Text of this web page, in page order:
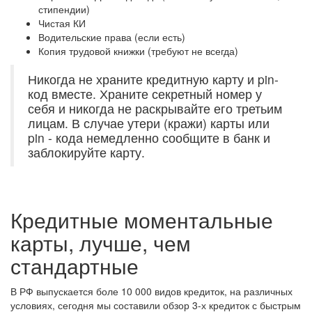
стипендии)
Чистая КИ
Водительские права (если есть)
Копия трудовой книжки (требуют не всегда)
Никогда не храните кредитную карту и pin-
код вместе. Храните секретный номер у
себя и никогда не раскрывайте его третьим
лицам. В случае утери (кражи) карты или
pin - кода немедленно сообщите в банк и
заблокируйте карту.
Кредитные моментальные
карты, лучше, чем
стандартные
В РФ выпускается боле 10 000 видов кредиток, на различных
условиях, сегодня мы составили обзор 3-х кредиток с быстрым